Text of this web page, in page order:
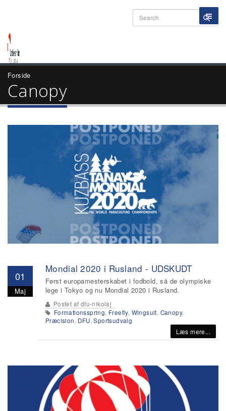
Forside
Canopy
01
Maj
Mondial 2020 i Rusland - UDSKUDT
Først europamesterskabet i fodbold, så de olympiske
lege i Tokyo og nu Mondial 2020 i Rusland.
Postet af dfu-nikolaj
Formationsspring, Freefly, Wingsuit, Canopy,
Præcision, DFU,Sportsudvalg
Læs mere...